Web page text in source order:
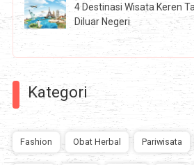
4 Destinasi Wisata Keren
Diluar Negeri
Kategori
Fashion Obat Herbal Pariwisata